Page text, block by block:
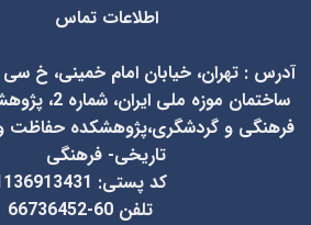
اطلاعات تماس
آدرس : تهران، خیابان امام خمینی، خ سی
ساختمان موزه ملی
فرهنگی و گردشگری،پژوهشکده حفاظت و
تاریخی- فرهنگی
کد پستی: 1136913431
تلفن 60-66736452